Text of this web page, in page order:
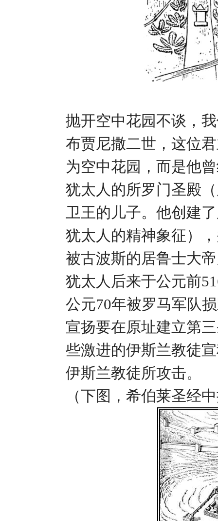
抛开空中花园不谈，
布贾尼撒二世，这位
为空中花园，而是他
犹太人的所罗门圣殿
卫王的儿子。他创建
犹太人的精神象征）
被古波斯的居鲁士大
犹太人后来于公元前
公元70年被罗马军队
宣扬要在原址建立第
些激进的伊斯兰教徒
伊斯兰教徒所攻击。
（下图，希伯莱圣经